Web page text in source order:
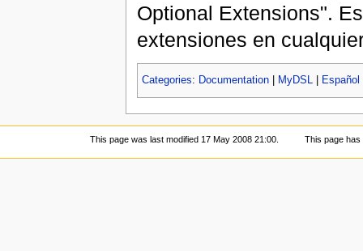
Optional Extensions".
extensiones en
Categories: Documentation| MyDSL Español
This page was last modified 17 May 2008 21:00. This page